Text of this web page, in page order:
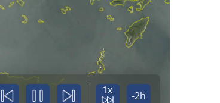
1x -2h